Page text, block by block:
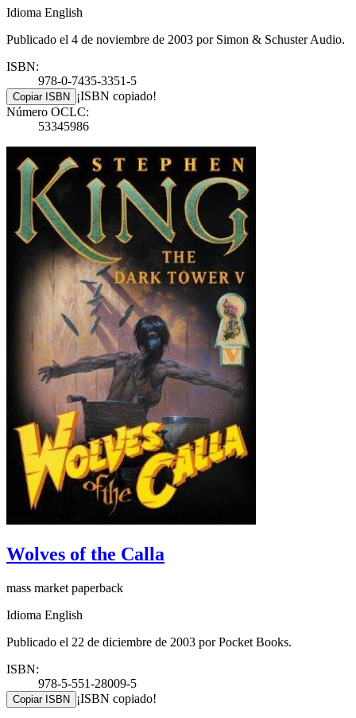
Idioma English
Publicado el 4 de noviembre de 2003 por Simon & Schuster Audio.
ISBN:
978-0-7435-3351-5
Copiar ISBN
¡ISBN copiado!
Número OCLC:
53345986
Wolves of the Calla
mass market paperback
Idioma English
Publicado el 22 de diciembre de 2003 por Pocket Books.
ISBN:
978-5-551-28009-5
Copiar ISBN ¡ISBN copiado!